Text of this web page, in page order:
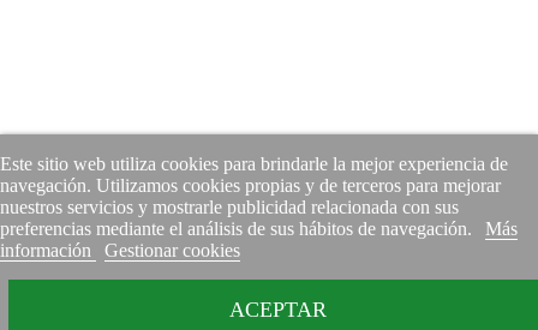
Este sitio web utiliza cookies para brindarle la mejor experiencia de
navegación. Utilizamos cookies propias y de terceros para mejorar
nuestros servicios y mostrarle publicidad relacionada con sus
preferencias mediante el análisis de sus hábitos de navegación.
Más
información
Gestionar cookies
ACEPTAR